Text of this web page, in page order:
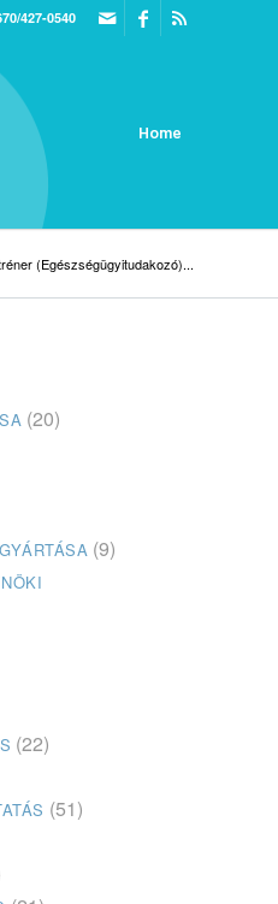
427-0540
Home
(Egészségügyitudakozó)...
(20)
(9)
(22)
(51)